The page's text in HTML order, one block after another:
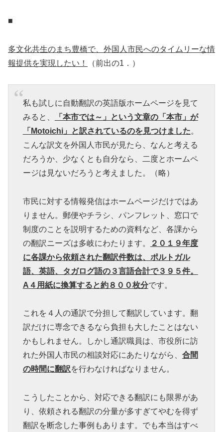
■
多文化共生のまち豊橋で、外国人市民へのタイムリーな情
報提供を実現したい！
（前出の1．）
私も試しに自動翻訳の英語版ホームページを見て
みると、
「本市では～」という文章の「本市」が
「Motoichi」と訳されているのを見つけました。
こんな訳文を外国人市民が見たら、なんと考える
だろうか、少なくとも自分なら、二度とホームペ
ージは見ないだろうと考えました。（略）
市民に対する情報発信はホームページだけではあ
りません。郵便やチラシ、パンフレット、窓口で
制度のことを説明するための資料など、各課から
の翻訳ニーズは多岐にわたります。
２０１９年度
に各課から依頼された翻訳件数は、ポルトガル
語、英語、タガログ語の３言語合計で３９５件。
A４用紙に換算すると約８００枚分です。
これを４人の通訳で分担して翻訳しています。翻
訳だけに専念できるなら負担も大したことはない
かもしれません。しかし通訳職員は、市役所に訪
れた外国人市民の相談対応にあたりながら、 合間
の時間に翻訳を行わなければなりません。
こうしたことから、対応できる翻訳にも限界があ
り、依頼される翻訳の分量が多すぎてやむを得ず
翻訳を断念した事例もあります。でも本当はすべ